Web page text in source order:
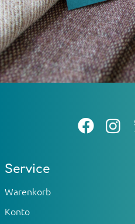
Service
Warenkorb
Konto